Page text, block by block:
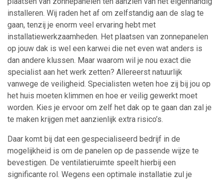
installeren. Wij raden het af om zelfstandig aan de slag te
gaan, tenzij je enorm veel ervaring hebt met
installatiewerkzaamheden. Het plaatsen van zonnepanelen
op jouw dak is wel een karwei die net even wat anders is
dan andere klussen. Maar waarom wil je nou exact die
specialist aan het werk zetten? Allereerst natuurlijk
vanwege de veiligheid. Specialisten weten hoe zij bij jou op
het huis moeten klimmen en hoe er veilig gewerkt moet
worden. Kies je ervoor om zelf het dak op te gaan dan zal je
te maken krijgen met aanzienlijk extra risico’s.
Daar komt bij dat een gespecialiseerd bedrijf in de
mogelijkheid is om de panelen op de passende wijze te
bevestigen. De ventilatieruimte speelt hierbij een
significante rol. Wegens een optimale installatie zul je